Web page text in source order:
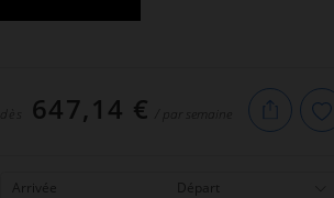
dès 647,14 € / par semaine
Arrivée Départ